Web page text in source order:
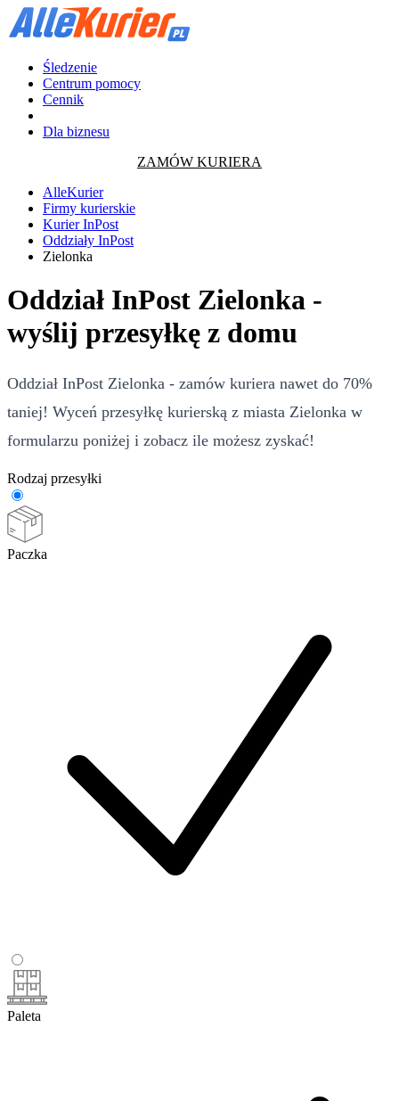
Śledzenie
Centrum pomocy
Cennik
Dla biznesu
ZAMÓW KURIERA
AlleKurier
Firmy kurierskie
Kurier InPost
Oddziały InPost
Zielonka
Oddział InPost Zielonka -
wyślij przesyłkę z domu
Oddział InPost Zielonka - zamów kuriera nawet do 70%
taniej! Wyceń przesyłkę kurierską z miasta Zielonka w
formularzu poniżej i zobacz ile możesz zyskać!
Rodzaj przesyłki
Paczka
Paleta